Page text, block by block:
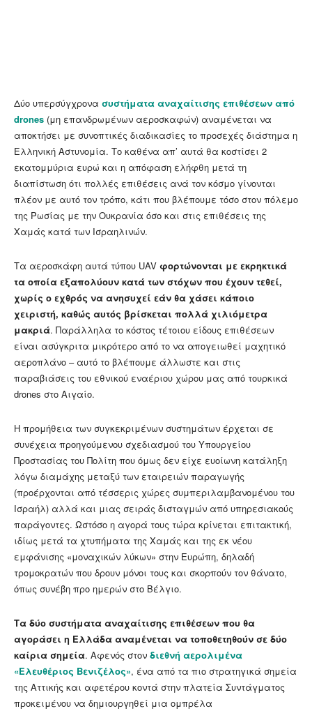
Δύο υπερσύγχρονα συστήματα αναχαίτισης επιθέσεων από
drones (μη επανδρωμένων αεροσκαφών) αναμένεται να
αποκτήσει με συνοπτικές διαδικασίες το προσεχές διάστημα η
Ελληνική Αστυνομία. Το καθένα απ’ αυτά θα κοστίσει 2
εκατομμύρια ευρώ και η απόφαση ελήφθη μετά τη
διαπίστωση ότι πολλές επιθέσεις ανά τον κόσμο γίνονται
πλέον με αυτό τον τρόπο, κάτι που βλέπουμε τόσο στον πόλεμο
της Ρωσίας με την Ουκρανία όσο και στις επιθέσεις της
Χαμάς κατά των Ισραηλινών.
Τα αεροσκάφη αυτά τύπου UAV φορτώνονται με εκρηκτικά
τα οποία εξαπολύουν κατά των στόχων που έχουν τεθεί,
χωρίς ο εχθρός να ανησυχεί εάν θα χάσει κάποιο
χειριστή, καθώς αυτός βρίσκεται πολλά χιλιόμετρα
μακριά. Παράλληλα το κόστος τέτοιου είδους επιθέσεων
είναι ασύγκριτα μικρότερο από το να απογειωθεί μαχητικό
αεροπλάνο – αυτό το βλέπουμε άλλωστε και στις
παραβιάσεις του εθνικού εναέριου χώρου μας από τουρκικά
drones στο Αιγαίο.
Η προμήθεια των συγκεκριμένων συστημάτων έρχεται σε
συνέχεια προηγούμενου σχεδιασμού του Υπουργείου
Προστασίας του Πολίτη που όμως δεν είχε ευοίωνη κατάληξη
λόγω διαμάχης μεταξύ των εταιρειών παραγωγής
(προέρχονται από τέσσερις χώρες συμπεριλαμβανομένου του
Ισραήλ) αλλά και μιας σειράς δισταγμών από υπηρεσιακούς
παράγοντες. Ωστόσο η αγορά τους τώρα κρίνεται επιτακτική,
ιδίως μετά τα χτυπήματα της Χαμάς και της εκ νέου
εμφάνισης «μοναχικών λύκων» στην Ευρώπη, δηλαδή
τρομοκρατών που δρουν μόνοι τους και σκορπούν τον θάνατο,
όπως συνέβη προ ημερών στο Βέλγιο.
Τα δύο συστήματα αναχαίτισης επιθέσεων που θα
αγοράσει η Ελλάδα αναμένεται να τοποθετηθούν σε δύο
καίρια σημεία. Αφενός στον διεθνή αερολιμένα
«Ελευθέριος Βενιζέλος», ένα από τα πιο στρατηγικά σημεία
της Αττικής και αφετέρου κοντά στην πλατεία Συντάγματος
προκειμένου να δημιουργηθεί μια ομπρέλα